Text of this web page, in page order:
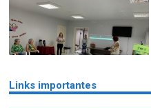
Links importantes